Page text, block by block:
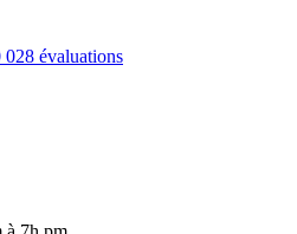
028 évaluations